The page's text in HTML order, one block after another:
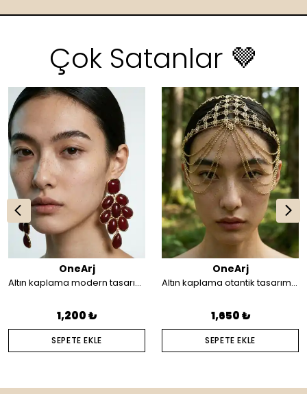
Çok Satanlar 🤎
OneArj
Altın kaplama modern tasarım küpe
1,200 ₺
SEPETE EKLE
OneArj
Altın kaplama otantik tasarım saç aksesuarı
1,650 ₺
SEPETE EKLE